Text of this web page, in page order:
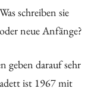
schreiben sie
neue Anfänge?
geben darauf sehr
ist 1967 mit